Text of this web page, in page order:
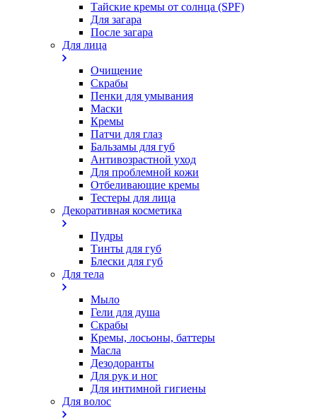
Тайские кремы от солнца (SPF)
Для загара
После загара
Для лица
Очищение
Скрабы
Пенки для умывания
Маски
Кремы
Патчи для глаз
Бальзамы для губ
Антивозрастной уход
Для проблемной кожи
Oтбеливающие кремы
Тестеры для лица
Декоративная косметика
Пудры
Тинты для губ
Блески для губ
Для тела
Мыло
Гели для душа
Скрабы
Кремы, лосьоны, баттеры
Масла
Дезодоранты
Для рук и ног
Для интимной гигиены
Для волос